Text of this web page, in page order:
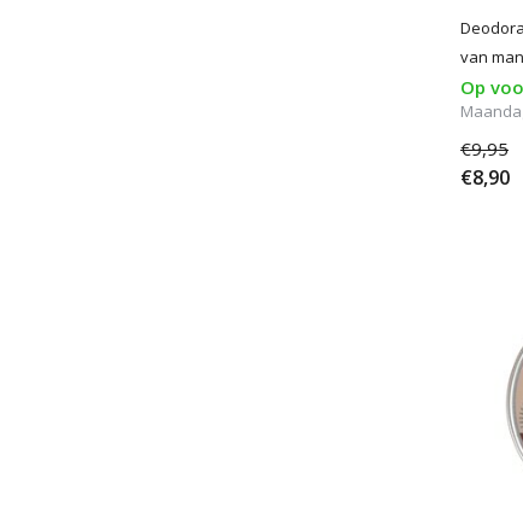
van
Op
€9,95
€8,90